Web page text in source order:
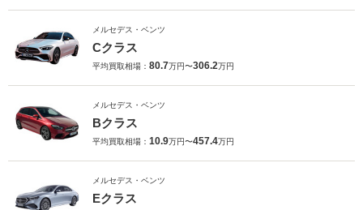
メルセデス・ベンツ
Cクラス
平均買取相場： 80.7万円〜306.2万円
メルセデス・ベンツ
Bクラス
平均買取相場： 10.9万円〜457.4万円
メルセデス・ベンツ
Eクラス